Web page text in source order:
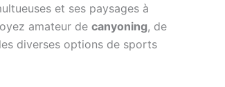
et ses paysages à
amateur de canyoning, de
diverses options de sports